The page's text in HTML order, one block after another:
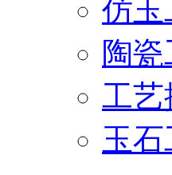
仿玉
陶
工艺
玉